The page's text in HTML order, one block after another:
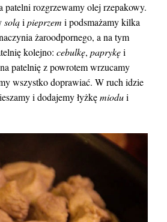
patelni rozgrzewamy olej rzepakowy.
soląi pieprzem i podsmażamy kilka
żaroodpornego, a na tym
kolejno: cebulkę, paprykęi
patelnię z powrotem wrzucamy
wszystko doprawiać. W ruch idzie
i dodajemy łyżkęmiodui